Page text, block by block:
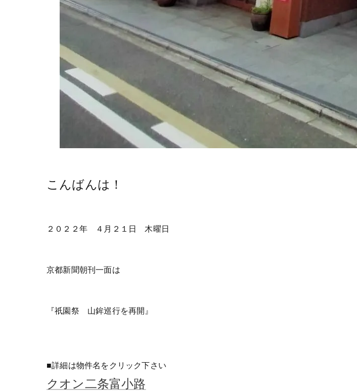
こんばんは！
２０２２年 ４月２１日 木曜日
京都新聞朝刊一面は
『祇園祭 山鉾巡行を再開』
■詳細は物件名をクリック下さい
クオン二条富小路